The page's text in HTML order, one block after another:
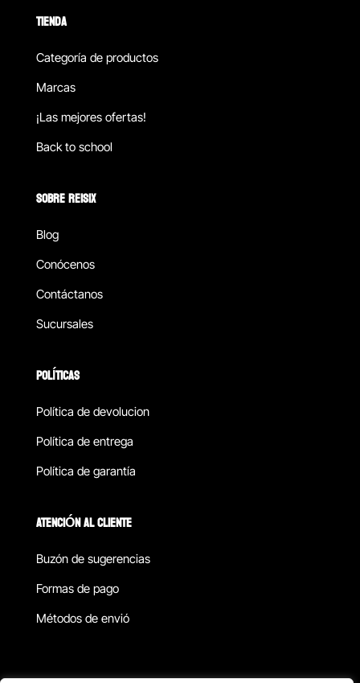
TIENDA
Categoría de productos
Marcas
¡Las mejores ofertas!
Back to school
SOBRE REISIX
Blog
Conócenos
Contáctanos
Sucursales
POLÍTICAS
Política de devolucion
Política de entrega
Política de garantía
ATENCIÓN AL CLIENTE
Buzón de sugerencias
Formas de pago
Métodos de envió